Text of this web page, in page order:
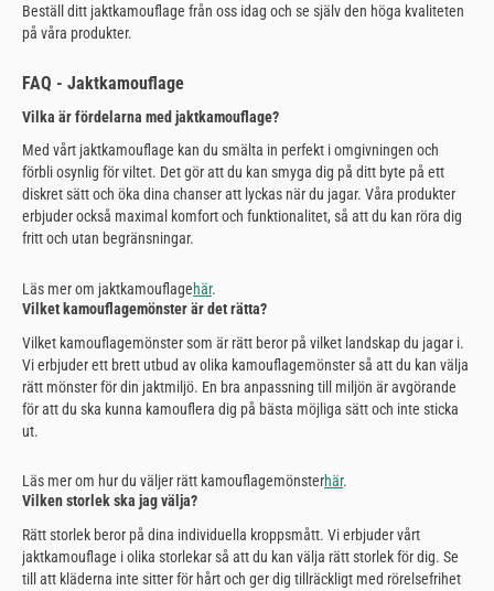
Beställ ditt jaktkamouflage från oss idag och se själv den höga kvaliteten
på våra produkter.
FAQ - Jaktkamouflage
Vilka är fördelarna med jaktkamouflage?
Med vårt jaktkamouflage kan du smälta in perfekt i omgivningen och
förbli osynlig för viltet. Det gör att du kan smyga dig på ditt byte på ett
diskret sätt och öka dina chanser att lyckas när du jagar. Våra produkter
erbjuder också maximal komfort och funktionalitet, så att du kan röra dig
fritt och utan begränsningar.
Läs mer om jaktkamouflagehär.
Vilket kamouflagemönster är det rätta?
Vilket kamouflagemönster som är rätt beror på vilket landskap du jagar i.
Vi erbjuder ett brett utbud av olika kamouflagemönster så att du kan välja
rätt mönster för din jaktmiljö. En bra anpassning till miljön är avgörande
för att du ska kunna kamouflera dig på bästa möjliga sätt och inte sticka
ut.
Läs mer om hur du väljer rätt kamouflagemönsterhär.
Vilken storlek ska jag välja?
Rätt storlek beror på dina individuella kroppsmått. Vi erbjuder vårt
jaktkamouflage i olika storlekar så att du kan välja rätt storlek för dig. Se
till att kläderna inte sitter för hårt och ger dig tillräckligt med rörelsefrihet